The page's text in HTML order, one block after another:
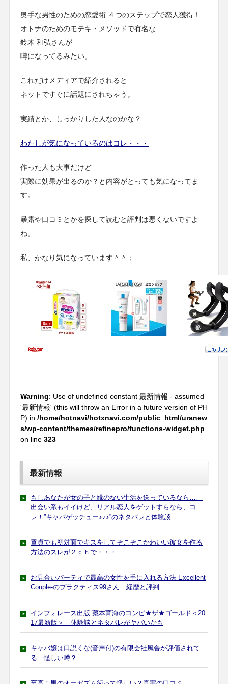
奥手な男性のための恋愛術 ４つのステップで恋人獲得！
オトナのためのモテキ・メソッドで有名な
鈴木 和弘さんが
噂になってるみたい。
これだけメディアで紹介されると
ネットですぐに話題にされちゃう。
実績とか、しっかりした人なのかな？
わたしが気になっているのはコレ・・・
作った人も大事だけど
実際に効果が出るのか？と内容がとっても気になってま
す。
暴露や口コミとかを探して読むと評判は悪くないですよ
ね。
私、かなり気になっています＾＾；
Warning: Use of undefined constant 最新情報 - assumed
'最新情報' (this will throw an Error in a future version of PH
P) in /home/hotnavi/hotxnavi.com/public_html/uranew
s/wp-content/themes/refinepro/functions-widget.php
on line 323
最新情報
もしあなたが女の子と縁のない生活を送っているなら…、
出会い系もイイけど、リアル恋人をゲットすらなら、コ
レ！”キャバゲッチュー♪♪♪”のネタバレと体験談
童貞でも初対面でキスをしてそこそこかわいい彼女を作る
方法のスレが２ｃｈで・・・
お見合いパーティで最高の女性を手に入れる方法-Excellent
Couple-のプラクティス99さん 経歴と評判
インフォレース出版 藏本育海のコンピ★ザ★ゴールド＜20
17最新版＞ 体験談とネタバレがヤバいかも
キャバ嬢は口説くな(音声付)の有限会社風舎が評価されて
る 怪しい噂？